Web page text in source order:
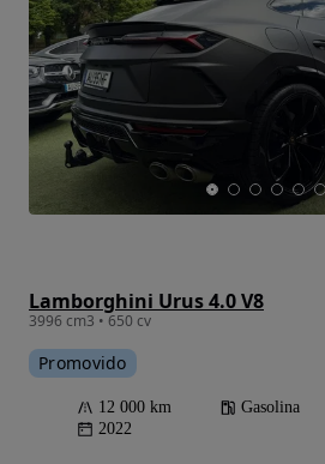
Lamborghini Urus 4.0 V8
3996 cm3 • 650 cv
Promovido
12 000 km Gasolina
2022